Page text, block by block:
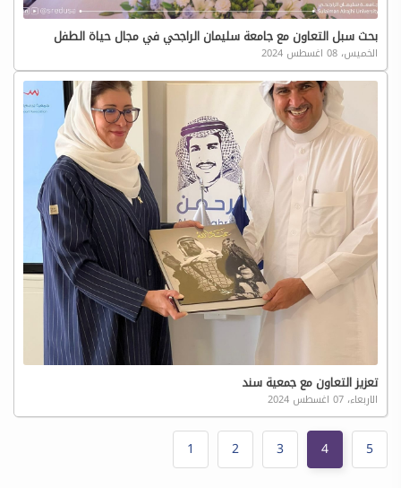
بحث سبل التعاون مع جامعة سليمان الراجحي في مجال حياة الطفل
الخميس، 08 اغسطس 2024
تعزيز التعاون مع جمعية سند
الاربعاء، 07 اغسطس 2024
1 2 3 4 5